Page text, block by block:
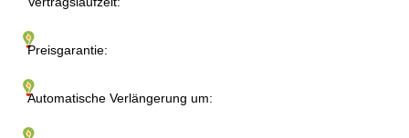
Preisgarantie:
Automatische Verlängerung um: